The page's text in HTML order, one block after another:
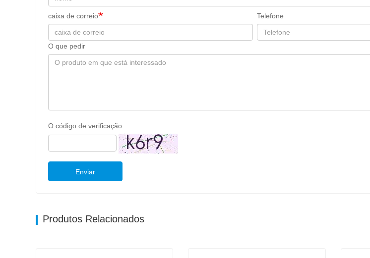
caixa de correio Telefone
O que pedir
O código de verificação
Enviar
Produtos Relacionados